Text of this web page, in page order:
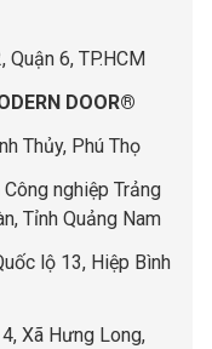
Quận 6, TP.HCM
DOOR®
Thủy, Phú Thọ
Công nghiệp Trảng
Tỉnh Quảng Nam
lộ 13, Hiệp Bình
Xã Hưng Long,